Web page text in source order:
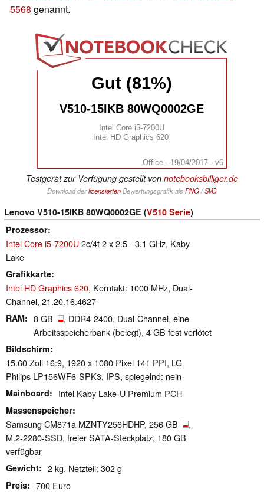
5568 genannt.
Gut (81%)
V510-15IKB 80WQ0002GE
Intel Core i5-7200U
Intel HD Graphics 620
Office - 19/04/2017 - v6
Testgerät zur Verfügung gestellt von notebooksbilliger.de
Download derlizensiertenBewertungsgrafik als PNG/SVG
Lenovo V510-15IKB 80WQ0002GE (V510 Serie)
Prozessor
Intel Core i5-7200U2c/4t 2 x 2.5 - 3.1 GHz, Kaby
Lake
Grafikkarte
Intel HD Graphics 620, Kerntakt: 1000 MHz, Dual-
Channel, 21.20.16.4627
RAM 8 GB
, DDR4-2400, Dual-Channel, eine
Arbeitsspeicherbank (belegt), 4 GB fest verlötet
Bildschirm
15.60 Zoll 16:9, 1920 x 1080 Pixel 141 PPI, LG
Philips LP156WF6-SPK3, IPS, spiegelnd: nein
Mainboard Intel Kaby Lake-U Premium PCH
Massenspeicher
Samsung CM871a MZNTY256HDHP, 256 GB
,
M.2-2280-SSD, freier SATA-Steckplatz, 180 GB
verfügbar
Gewicht 2 kg, Netzteil: 302 g
Preis 700 Euro